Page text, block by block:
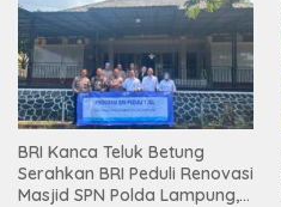
BRI Kanca Teluk Betung
Serahkan BRI Peduli Renovasi
Masjid SPN Polda Lampung,